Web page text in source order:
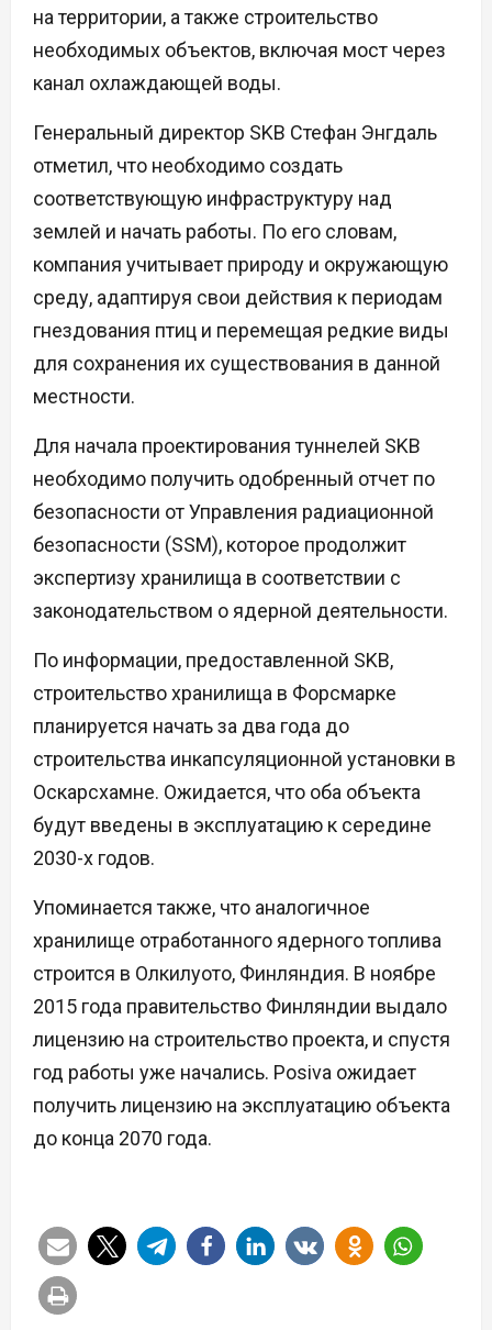
на территории, а также строительство
необходимых объектов, включая мост через
канал охлаждающей воды.
Генеральный директор SKB Стефан Энгдаль
отметил, что необходимо создать
соответствующую инфраструктуру над
землей и начать работы. По его словам,
компания учитывает природу и окружающую
среду, адаптируя свои действия к периодам
гнездования птиц и перемещая редкие виды
для сохранения их существования в данной
местности.
Для начала проектирования туннелей SKB
необходимо получить одобренный отчет по
безопасности от Управления радиационной
безопасности (SSM), которое продолжит
экспертизу хранилища в соответствии с
законодательством о ядерной деятельности.
По информации, предоставленной SKB,
строительство хранилища в Форсмарке
планируется начать за два года до
строительства инкапсуляционной установки в
Оскарсхамне. Ожидается, что оба объекта
будут введены в эксплуатацию к середине
2030-х годов.
Упоминается также, что аналогичное
хранилище отработанного ядерного топлива
строится в Олкилуото, Финляндия. В ноябре
2015 года правительство Финляндии выдало
лицензию на строительство проекта, и спустя
год работы уже начались. Posiva ожидает
получить лицензию на эксплуатацию объекта
до конца 2070 года.